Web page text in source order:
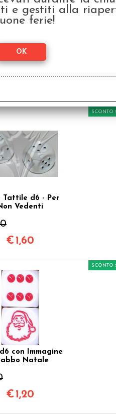
anche questi articoli
Tattile d6 - Per
Vedenti
SCONTO
€ 1,60
con Immagine
Natale
SCONTO
€ 1,20
e gestiti alla
ferie!